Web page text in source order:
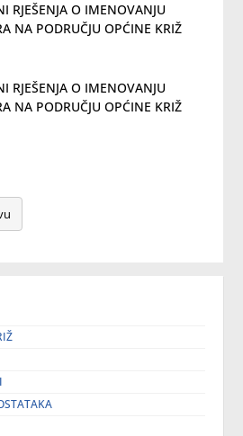
RJEŠENJA O IMENOVANJU
NA PODRUČJU OPĆINE KRIŽ
RJEŠENJA O IMENOVANJU
NA PODRUČJU OPĆINE KRIŽ